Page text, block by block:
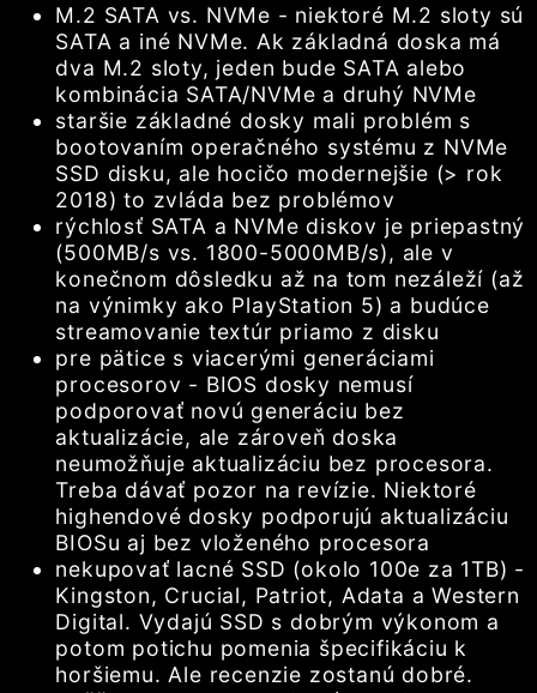
M.2 SATA vs. NVMe - niektoré M.2 sloty sú
SATA a iné NVMe. Ak základná doska má
dva M.2 sloty, jeden bude SATA alebo
kombinácia SATA/NVMe a druhý NVMe
staršie základné dosky mali problém s
bootovaním operačného systému z NVMe
SSD disku, ale hocičo modernejšie (> rok
2018) to zvláda bez problémov
rýchlosť SATA a NVMe diskov je priepastný
(500MB/s vs. 1800-5000MB/s), ale v
konečnom dôsledku až na tom nezáleží (až
na výnimky ako PlayStation 5) a budúce
streamovanie textúr priamo z disku
pre pätice s viacerými generáciami
procesorov - BIOS dosky nemusí
podporovať novú generáciu bez
aktualizácie, ale zároveň doska
neumožňuje aktualizáciu bez procesora.
Treba dávať pozor na revízie. Niektoré
highendové dosky podporujú aktualizáciu
BIOSu aj bez vloženého procesora
nekupovať lacné SSD (okolo 100e za 1TB) -
Kingston, Crucial, Patriot, Adata a Western
Digital. Vydajú SSD s dobrým výkonom a
potom potichu pomenia špecifikáciu k
horšiemu. Ale recenzie zostanú dobré.